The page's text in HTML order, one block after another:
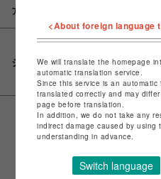
アイテム説明 / 素材
シェアする
<About foreign language
We will translate the homepage
automatic translation service.
Since this service is an
translated correctly and may
page before translation.
In addition, we do not take any
indirect damage caused by using
understanding in advance.
Switch language